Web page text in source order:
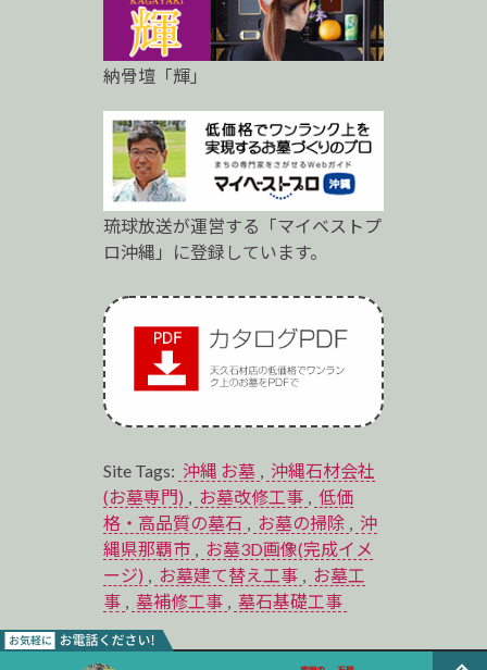
納骨壇「輝」
琉球放送が運営する「マイベストプ
ロ沖縄」に登録しています。
Site Tags: 沖縄 お墓
沖縄石材会社
(お墓専門)
お墓改修工事
低価
格・高品質の墓石
お墓の掃除
沖
縄県那覇市
お墓3D画像(完成イメ
ージ)
お墓建て替え工事
お墓工
事
墓補修工事 墓石基礎工事